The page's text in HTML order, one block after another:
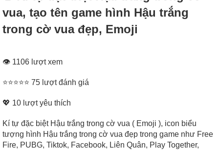
vua, tạo tên game hình Hậu trắng
trong cờ vua đẹp, Emoji
👁 1106 lượt xem
⭐⭐⭐⭐⭐ 75 lượt đánh giá
💖 10 lượt yêu thích
Kí tự đặc biệt Hậu trắng trong cờ vua ( Emoji ), icon biểu
tượng hình Hậu trắng trong cờ vua đẹp trong game như Free
Fire, PUBG, Tiktok, Facebook, Liên Quân, Play Together,